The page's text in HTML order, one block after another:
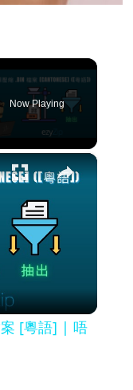
Now Playing
×
[粵語] | 唔